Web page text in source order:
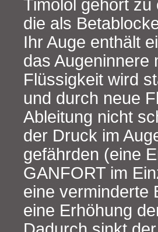
Timolol gehört
die als
Ihr Auge enthält
das Augeninnere
Flüssigkeit wird
und durch neue
Ableitung nicht
der Druck im
gefährden (eine
GANFORT im
eine verminderte
eine Erhöhung